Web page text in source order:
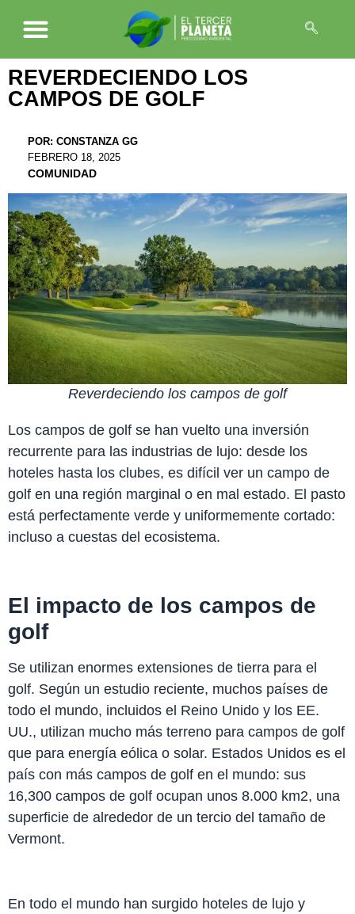
REVERDECIENDO LOS
CAMPOS DE GOLF
POR: CONSTANZA GG
FEBRERO 18, 2025
COMUNIDAD
Reverdeciendo los campos de golf
Los campos de golf se han vuelto una inversión
recurrente para las industrias de lujo: desde los
hoteles hasta los clubes, es difícil ver un campo de
golf en una región marginal o en mal estado. El pasto
está perfectamente verde y uniformemente cortado:
incluso a cuestas del ecosistema.
El impacto de los campos de
golf
Se utilizan enormes extensiones de tierra para el
golf. Según un estudio reciente, muchos países de
todo el mundo, incluidos el Reino Unido y los EE.
UU., utilizan mucho más terreno para campos de golf
que para energía eólica o solar. Estados Unidos es el
país con más campos de golf en el mundo: sus
16,300 campos de golf ocupan unos 8.000 km2, una
superficie de alrededor de un tercio del tamaño de
Vermont.
En todo el mundo han surgido hoteles de lujo y